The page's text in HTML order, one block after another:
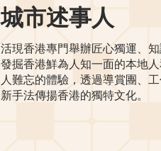
城市述事人
活現香港專門舉辦匠心獨運、
發掘香港鮮為人知一面的本地
人難忘的體驗，透過導賞團、
新手法傳揚香港的獨特文化。